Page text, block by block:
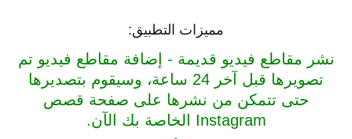
مميزات التطبيق:
نشر مقاطع فيديو قديمة - إضافة مقاطع فيديو تم
تصويرها قبل آخر 24 ساعة، وسيقوم بتصديرها
حتى تتمكن من نشرها على صفحة قصص
Instagram الخاصة بك الآن.